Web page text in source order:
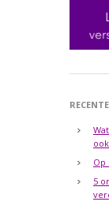
Op
5